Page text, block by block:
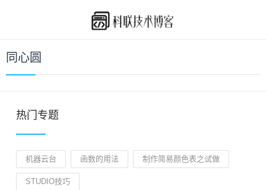
同心圆
热门专题
机器云台 函数的用法 制作简易颜色表之试做
STUDIO技巧